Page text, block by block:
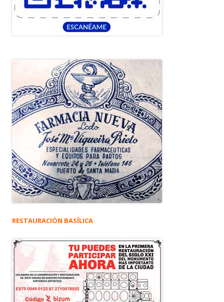
RESTAURACIÓN BASÍLICA